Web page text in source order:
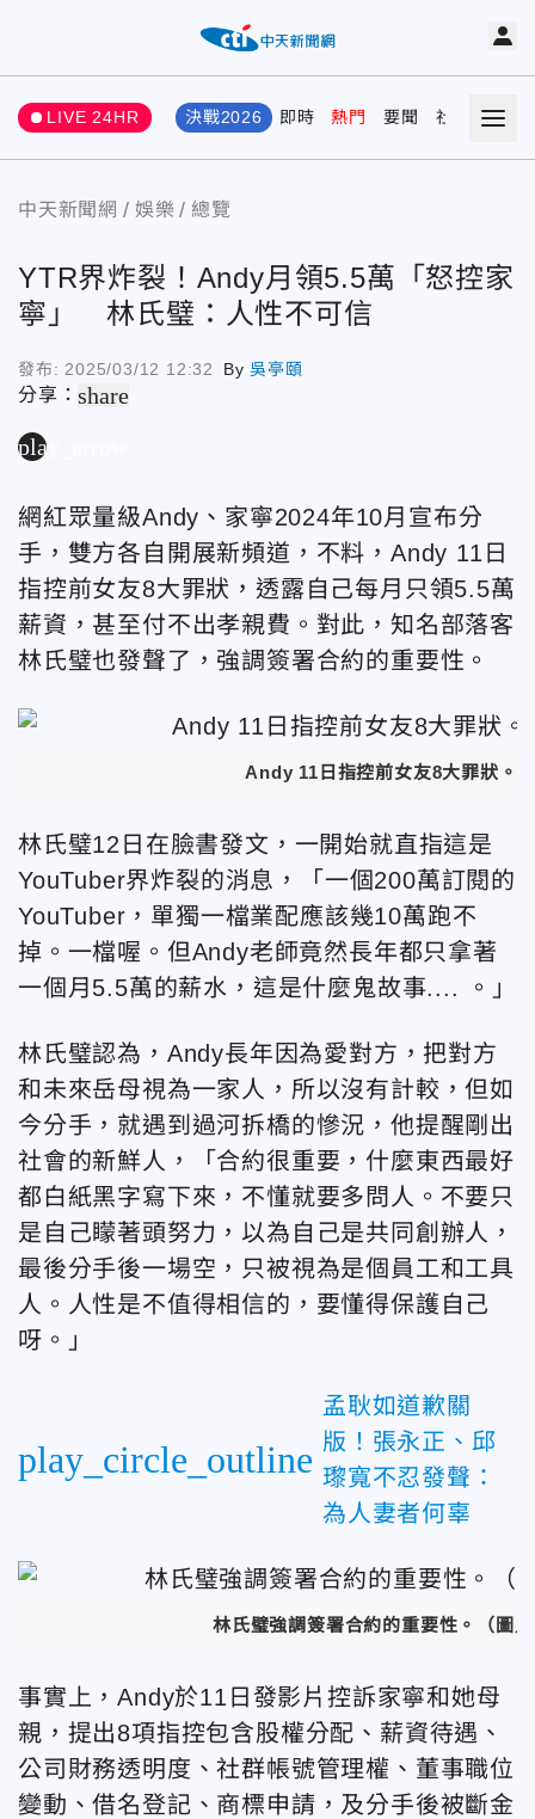
LIVE 24HR 決戰2026 即時 熱門 要聞 社會 娛樂
中天新聞網 娛樂 總覽
YTR界炸裂！Andy月領5.5萬「怒控家
寧」 林氏璧：人性不可信
發布: 2025/03/12 12:32 By吳亭頤
分享：share
play_arrow
網紅眾量級Andy、家寧2024年10月宣布分
手，雙方各自開展新頻道，不料，Andy 11日
指控前女友8大罪狀，透露自己每月只領5.5萬
薪資，甚至付不出孝親費。對此，知名部落客
林氏璧也發聲了，強調簽署合約的重要性。
Andy 11日指控前女友8大罪狀。
林氏璧12日在臉書發文，一開始就直指這是
YouTuber界炸裂的消息 ，「 一個200萬訂閱的
YouTuber，單獨一檔業配應該幾10萬跑不
掉。一檔喔。但Andy老師竟然長年都只拿著
一個月5.5萬的薪水，這是什麼鬼故事.... 。」
林氏璧認為，Andy長年因為愛對方，把對方
和未來岳母視為一家人，所以沒有計較，但如
今分手，就遇到過河拆橋的慘況，他提醒剛出
社會的新鮮人，「合約很重要，什麼東西最好
都白紙黑字寫下來，不懂就要多問人。不要只
是自己矇著頭努力，以為自己是共同創辦人，
最後分手後一場空，只被視為是個員工和工具
人。人性是不值得相信的，要懂得保護自己
呀。 」
play_circle_outline
孟耿如道歉關
版！張永正、邱
瓈寬不忍發聲：
為人妻者何辜
林氏璧強調簽署合約的重要性。（圖
事實上，Andy於11日發影片控訴家寧和她母
親，提出8項指控包含股權分配、薪資待遇、
公司財務透明度、社群帳號管理權、董事職位
變動、借名登記、商標申請，及分手後被斷金